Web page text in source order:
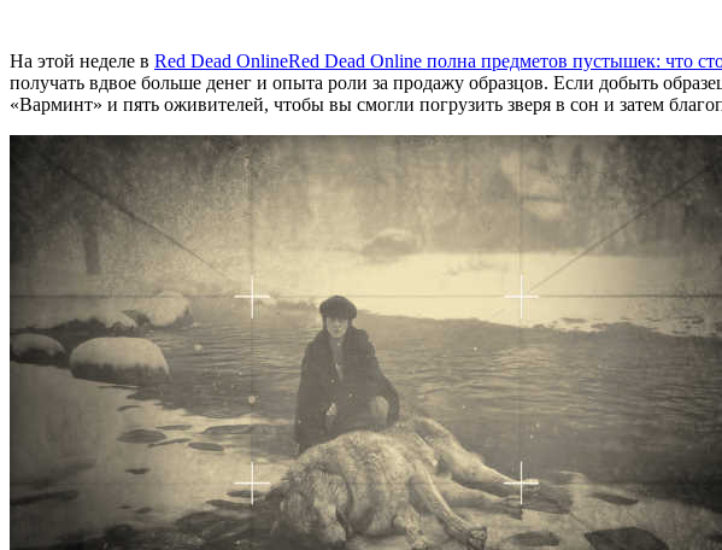
На этой неделе в Red Dead OnlineRed Dead Online полна предметов пустышек: что
получать вдвое больше денег и опыта роли за продажу образцов. Если добыть
«Варминт» и пять оживителей, чтобы вы смогли погрузить зверя в сон и затем